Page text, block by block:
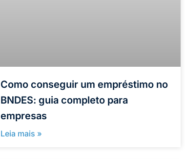
Como conseguir um empréstimo no
BNDES: guia completo para
empresas
Leia mais »